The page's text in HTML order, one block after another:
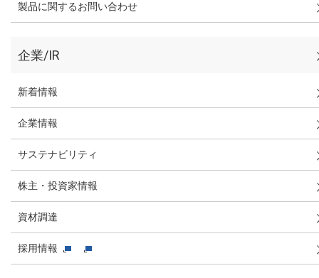
製品に関するお問い合わせ
企業/IR
新着情報
企業情報
サステナビリティ
株主・投資家情報
資材調達
採用情報